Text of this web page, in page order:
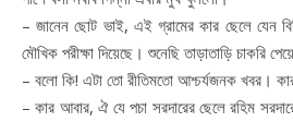
– জানেন ছোট ভাই, এই গ্রামের কার ছেলে যেন
মৌখিক পরীক্ষা দিয়েছে। শুনেছি তাড়াতাড়ি চাকরি
– বলো কি! এটা তো রীতিমতো আশ্চর্যজনক খবর।
– কার আবার, ঐ যে পচা সরদারের ছেলে রহিম